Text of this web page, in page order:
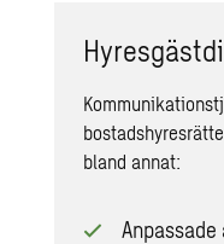
bland annat:
Anpassade